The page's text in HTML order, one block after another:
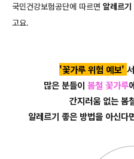
국민건강보험공단에 따르면 알레르
고요.
'꽃가루 위험 예보'
많은 분들이 봄철 꽃가루
간지러움 없는 봄
알레르기 좋은 방법을 아신